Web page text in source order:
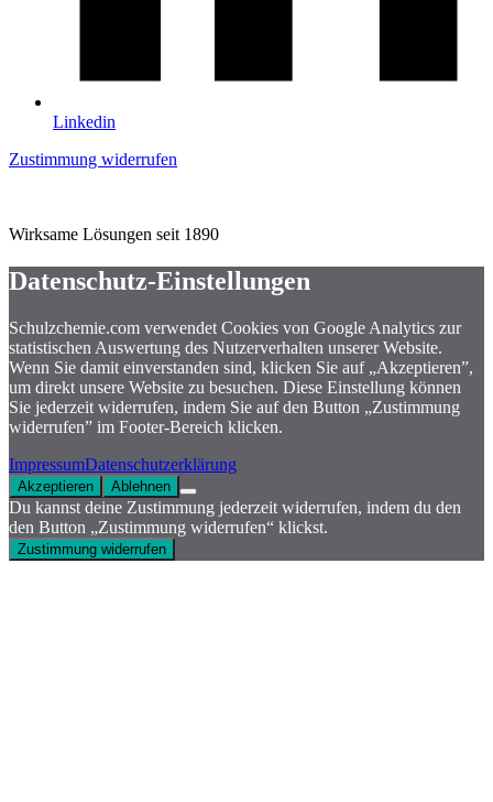
Linkedin
Zustimmung widerrufen
Wirksame Lösungen seit 1890
Datenschutz-Einstellungen
Schulzchemie.com verwendet Cookies von Google Analytics zur
statistischen Auswertung des Nutzerverhalten unserer Website.
Wenn Sie damit einverstanden sind, klicken Sie auf „Akzeptieren”,
um direkt unsere Website zu besuchen. Diese Einstellung können
Sie jederzeit widerrufen, indem Sie auf den Button „Zustimmung
widerrufen” im Footer-Bereich klicken.
ImpressumDatenschutzerklärung
Akzeptieren Ablehnen
Du kannst deine Zustimmung jederzeit widerrufen, indem du den
den Button „Zustimmung widerrufen“ klickst.
Zustimmung widerrufen